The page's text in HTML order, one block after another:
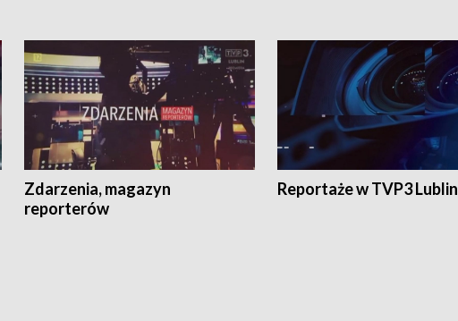
Zdarzenia, magazyn
reporterów
Reportaże w TVP3 Lublin